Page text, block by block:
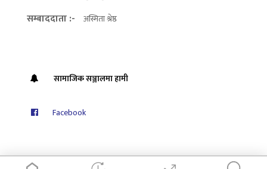
सम्बाददाता :- अस्मिता श्रेष्ठ
सामाजिक सञ्जालमा हामी
Facebook